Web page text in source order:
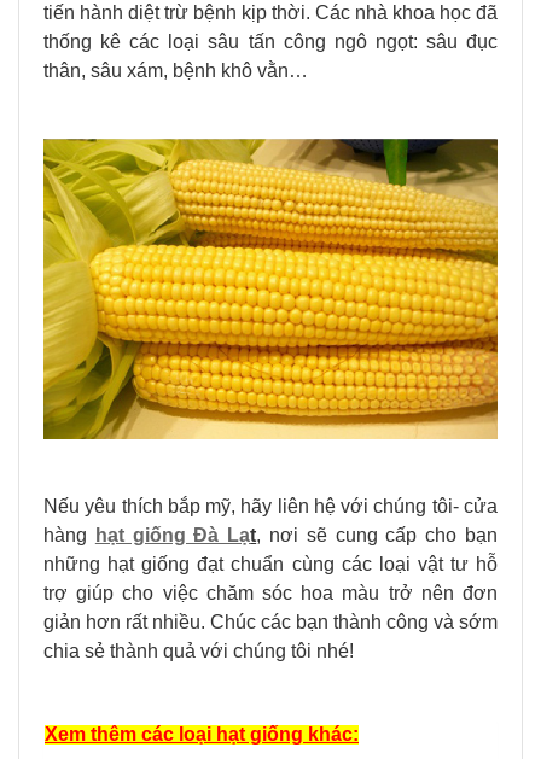
tiến hành diệt trừ bệnh kịp thời. Các nhà khoa học đã
thống kê các loại sâu tấn công ngô ngọt: sâu đục
thân, sâu xám, bệnh khô vằn…
Nếu yêu thích bắp mỹ, hãy liên hệ với chúng tôi- cửa
hàng
hạt giống Đà Lạt, nơi sẽ cung cấp cho bạn
những hạt giống đạt chuẩn cùng các loại vật tư hỗ
trợ giúp cho việc chăm sóc hoa màu trở nên đơn
giản hơn rất nhiều. Chúc các bạn thành công và sớm
chia sẻ thành quả với chúng tôi nhé!
Xem thêm các loại hạt giống khác: